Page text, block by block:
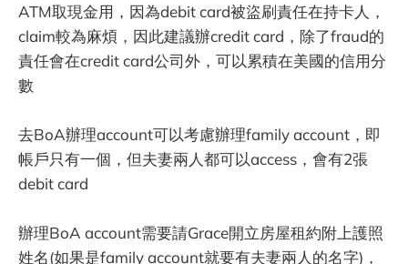
ATM取現金用，因為debit card被盜刷責任在持卡人，
claim較為麻煩，因此建議辦credit card，除了fraud的
責任會在credit card公司外，可以累積在美國的信用分
數
去BoA辦理account可以考慮辦理family account，即
帳戶只有一個，但夫妻兩人都可以access，會有2張
debit card
辦理BoA account需要請Grace開立房屋租約附上護照
姓名(如果是family account就要有夫妻兩人的名字)，